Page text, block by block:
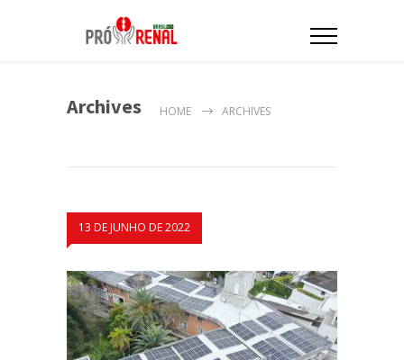
Archives HOME ARCHIVES
13 DE JUNHO DE 2022